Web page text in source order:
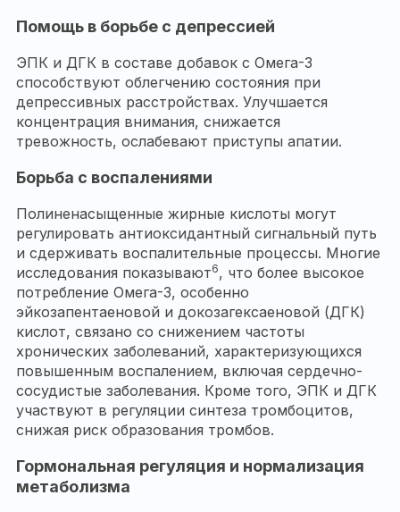
Помощь в борьбе с депрессией
ЭПК и ДГК в составе добавок с Омега-3
способствуют облегчению состояния при
депрессивных расстройствах. Улучшается
концентрация внимания, снижается
тревожность, ослабевают приступы апатии.
Борьба с воспалениями
Полиненасыщенные жирные кислоты могут
регулировать антиоксидантный сигнальный путь
и сдерживать воспалительные процессы. Многие
исследования показывают6, что более высокое
потребление Омега-3, особенно
эйкозапентаеновой и докозагексаеновой (ДГК)
кислот, связано со снижением частоты
хронических заболеваний, характеризующихся
повышенным воспалением, включая сердечно-
сосудистые заболевания. Кроме того, ЭПК и ДГК
участвуют в регуляции синтеза тромбоцитов,
снижая риск образования тромбов.
Гормональная регуляция и нормализация
метаболизма